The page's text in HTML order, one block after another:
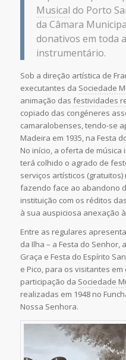
Musical do Porto
da Câmara
donativos em toda
instrumentário.
Sob a direção artística de
executantes da Sociedade
animação das festividades
copiado das congéneres
camaralobenses, tendo-se
Madeira em 1935, na Festa
No início, a oferta de
terá colhido o agrado de
serviços artísticos
fazendo face ao abandono
instituição com os réditos
à sua auspiciosa anexação
Entre as regulares
da Ilha – a Festa do Senhor,
Graça e Festa do Espírito
e Pico, para os visitantes
participação da Sociedade
realizadas em 1948 no
Nossa Senhora.